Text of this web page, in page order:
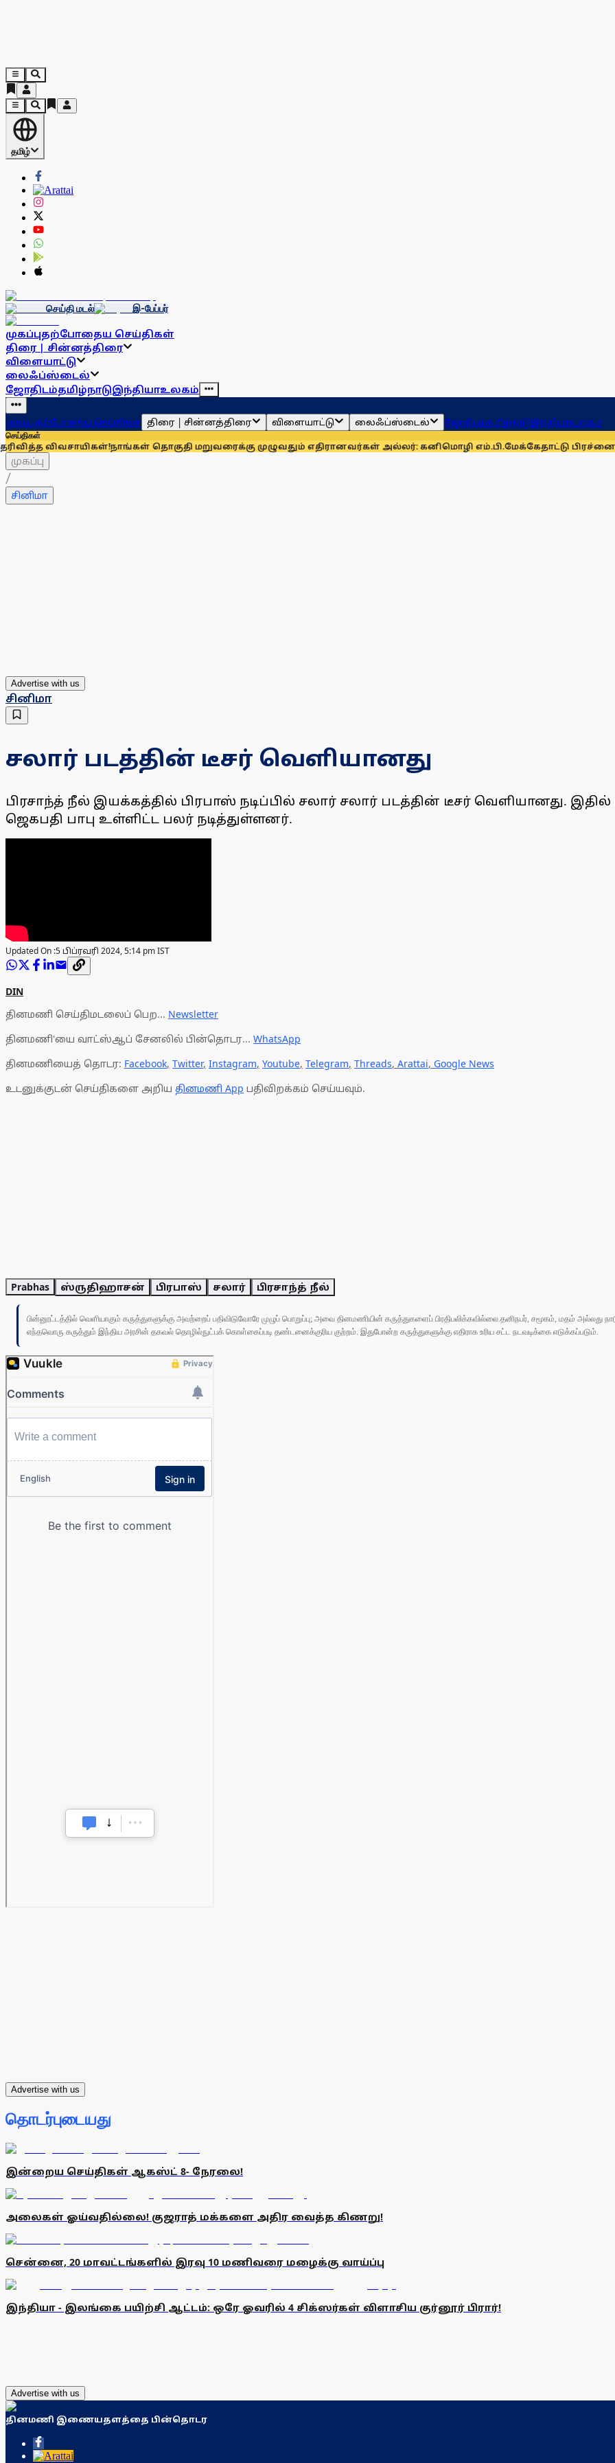
தமிழ்
செய்தி மடல் இ-பேப்பர்
முகப்புதற்போதைய செய்திகள்
திரை | சின்னத்திரை
விளையாட்டு
லைஃப்ஸ்டைல்
ஜோதிடம்தமிழ்நாடுஇந்தியாஉலகம்
முகப்புதற்போதைய செய்திகள் திரை | சின்னத்திரை விளையாட்டு லைஃப்ஸ்டைல் ஜோதிடம்தமிழ்நாடுஇந்தியாஉலகம்
செய்திகள்
நாங்கள் தொகுதி மறுவரைக்கு முழுவதும் எதிரானவர்கள் அல்லர்: கனிமொழி எம்.பி.மேக்கேதாட்டு பிரச்னையை
முகப்பு
/
சினிமா
Advertise with us
சினிமா
சலார் படத்தின் டீசர் வெளியானது
பிரசாந்த் நீல் இயக்கத்தில் பிரபாஸ் நடிப்பில் சலார் சலார் படத்தின் டீசர் வெளியானது. இதில்
ஜெகபதி பாபு உள்ளிட்ட பலர் நடித்துள்ளனர்.
Updated On :5 பிப்ரவரி 2024, 5:14 pm IST
DIN
தினமணி செய்திமடலைப் பெற... Newsletter
தினமணி'யை வாட்ஸ்ஆப் சேனலில் பின்தொடர... WhatsApp
தினமணியைத் தொடர: Facebook, Twitter, Instagram, Youtube, Telegram, Threads, Arattai, Google News
உடனுக்குடன் செய்திகளை அறிய தினமணி App பதிவிறக்கம் செய்யவும்.
Prabhas ஸ்ருதிஹாசன் பிரபாஸ் சலார் பிரசாந்த் நீல்
பின்னூட்டத்தில் வெளியாகும் கருத்துகளுக்கு அவற்றைப் பதிவிடுவோரே முழுப் பொறுப்பு; அவை தினமணியின் கருத்துகளைப் பிரதிபலிக்கவில்லை.தனிநபர், சமூகம், மதம் அல்லது
எந்தவொரு கருத்தும் இந்திய அரசின் தகவல் தொழில்நுட்பக் கொள்கைப்படி தண்டனைக்குரிய குற்றம். இதுபோன்ற கருத்துகளுக்கு எதிராக உரிய சட்ட நடவடிக்கை எடுக்கப்படும்.
Advertise with us
தொடர்புடையது
இன்றைய செய்திகள் ஆகஸ்ட் 8- நேரலை!
அலைகள் ஓய்வதில்லை! குஜராத் மக்களை அதிர வைத்த கிணறு!
சென்னை, 20 மாவட்டங்களில் இரவு 10 மணிவரை மழைக்கு வாய்ப்பு
இந்தியா - இலங்கை பயிற்சி ஆட்டம்: ஒரே ஓவரில் 4 சிக்ஸர்கள் விளாசிய குர்னூர் பிரார்!
Advertise with us
தினமணி இணையதளத்தை பின்தொடர